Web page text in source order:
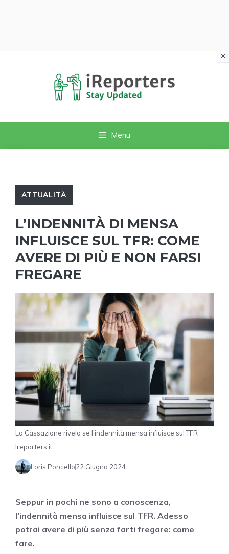
Menu
ATTUALITÀ
L’INDENNITÀ DI MENSA
INFLUISCE SUL TFR: COME
AVERE DI PIÙ E NON FARSI
FREGARE
La Cassazione rivela se l'indennità mensa influisce sul TFR
Ireporters.it
Loris Porciello22 Giugno 2024
Seppur in pochi ne sono a conoscenza,
l’indennità mensa influisce sul TFR. Adesso
potrai avere di più senza farti fregare: come
fare.
×